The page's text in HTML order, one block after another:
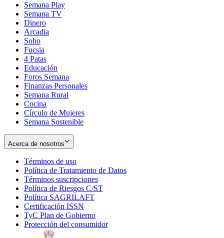
Semana Play
Semana TV
Dinero
Arcadia
Soho
in
new
window
Fucsia
in
new
window
4 Patas
Educación
Foros Semana
Finanzas Personales
Semana Rural
Cocina
Círculo de Mujeres
Semana Sostenible
Acerca de nosotros
Términos de uso
in
new
window
Política de Tratamiento de Datos
Términos suscripciones
in
Política de Riesgos C/ST
Política SAGRILAFT
new
window
Certificación ISSN
in
new
TyC Plan de Gobierno
in
Protección del consumidorOpens